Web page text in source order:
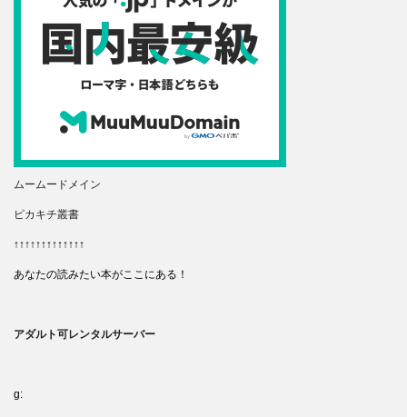
ムームードメイン
ピカキチ叢書
↑↑↑↑↑↑↑↑↑↑↑↑↑
あなたの読みたい本がここにある！
アダルト可レンタルサーバー
g: